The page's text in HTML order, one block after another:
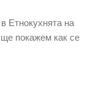
Етнокухнята на
покажем как се